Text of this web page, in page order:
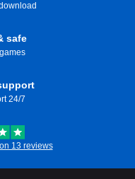
safe
24/7
13 reviews